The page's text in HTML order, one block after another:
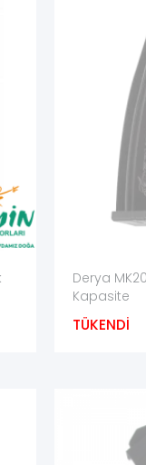
ProMag gibi
gibi
Derya
Kapasite
TÜKENDİ